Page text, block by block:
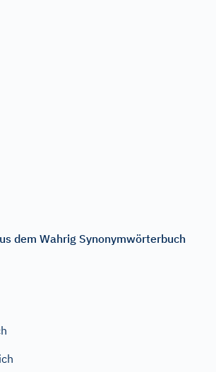
dem Wahrig Synonymwörterbuch